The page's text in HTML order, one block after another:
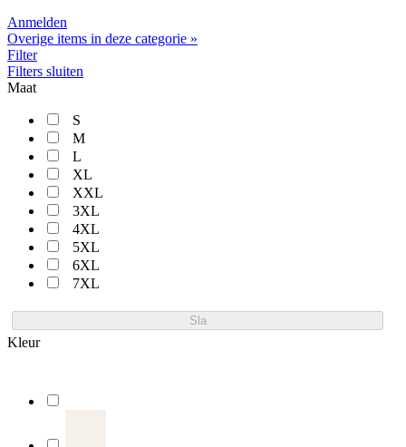
Anmelden
Overige items in deze categorie »
Filter
Filters sluiten
Maat
S
M
L
XL
XXL
3XL
4XL
5XL
6XL
7XL
Sla
Kleur